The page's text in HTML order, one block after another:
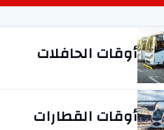
أوقات الحافلات
أوقات القطارات